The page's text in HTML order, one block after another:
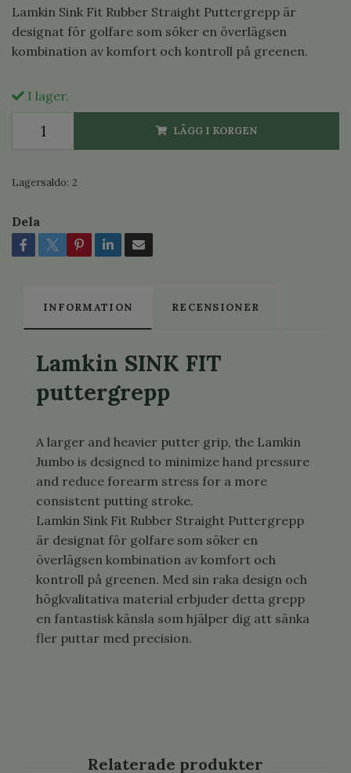
Lamkin Sink Fit Rubber Straight Puttergrepp är
designat för golfare som söker en överlägsen
kombination av komfort och kontroll på greenen.
I lager.
LÄGG I KORGEN
Lagersaldo: 2
Dela
INFORMATION RECENSIONER
Lamkin SINK FIT
puttergrepp
A larger and heavier putter grip, the Lamkin
Jumbo is designed to minimize hand pressure
and reduce forearm stress for a more
consistent putting stroke.
Lamkin Sink Fit Rubber Straight Puttergrepp
är designat för golfare som söker en
överlägsen kombination av komfort och
kontroll på greenen. Med sin raka design och
högkvalitativa material erbjuder detta grepp
en fantastisk känsla som hjälper dig att sänka
fler puttar med precision.